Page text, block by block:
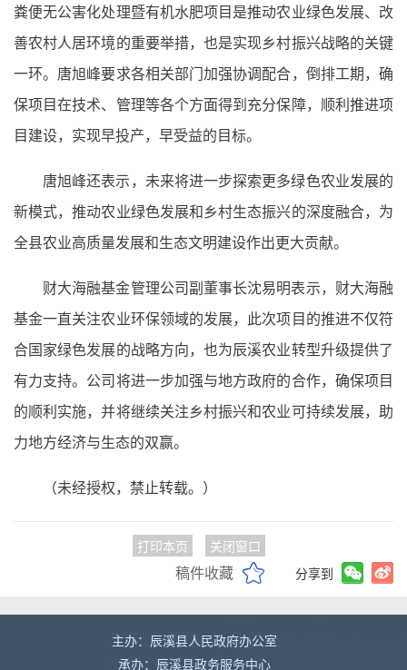
粪便无公害化处理暨有机水肥项目是推动农业绿色发展、改
善农村人居环境的重要举措，也是实现乡村振兴战略的关键
一环。唐旭峰要求各相关部门加强协调配合，倒排工期，确
保项目在技术、管理等各个方面得到充分保障，顺利推进项
目建设，实现早投产，早受益的目标。
唐旭峰还表示，未来将进一步探索更多绿色农业发展的
新模式，推动农业绿色发展和乡村生态振兴的深度融合，为
全县农业高质量发展和生态文明建设作出更大贡献。
财大海融基金管理公司副董事长沈易明表示，财大海融
基金一直关注农业环保领域的发展，此次项目的推进不仅符
合国家绿色发展的战略方向，也为辰溪农业转型升级提供了
有力支持。公司将进一步加强与地方政府的合作，确保项目
的顺利实施，并将继续关注乡村振兴和农业可持续发展，助
力地方经济与生态的双赢。
（未经授权，禁止转载。）
打印本页 关闭窗口
稿件收藏 分享到
主办：辰溪县人民政府办公室
承办：辰溪县政务服务中心